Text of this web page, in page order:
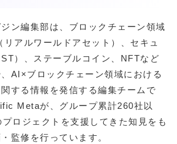
ン編集部は、ブロックチェーン領域
リアルワールドアセット）、セキュ
）、ステーブルコイン、NFTなど
AI×ブロックチェーン領域における
する情報を発信する編集チームで
Metaが、グループ累計260社以
プロジェクトを支援してきた知見をも
監修を行っています。